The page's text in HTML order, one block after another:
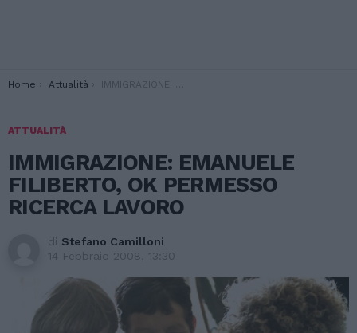
You are here:
Home Attualità IMMIGRAZIONE: EMANUELE FILIBERTO, OK PERMESSO RICERCA LAVORO
ATTUALITÀ
IMMIGRAZIONE: EMANUELE
FILIBERTO, OK PERMESSO
RICERCA LAVORO
di Stefano Camilloni
14 Febbraio 2008, 13:30